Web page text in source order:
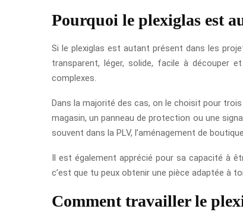
Pourquoi le plexiglas est
Si le plexiglas est autant présent dans les
transparent, léger, solide, facile à découper
complexes.
Dans la majorité des cas, on le choisit pour
magasin, un panneau de protection ou une
souvent dans la PLV, l’aménagement de
Il est également apprécié pour sa capacité à
c’est que tu peux obtenir une pièce adaptée à
Comment travailler le